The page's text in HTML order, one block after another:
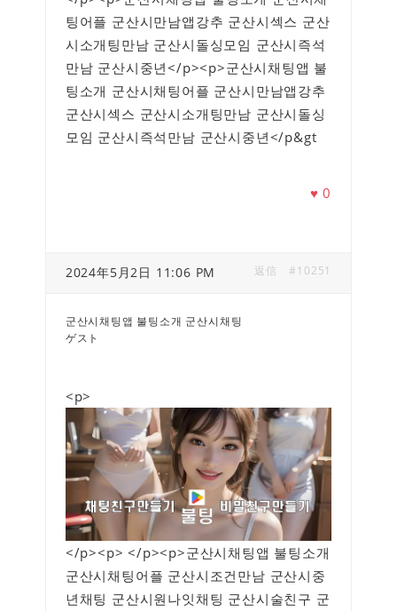
팅어플 군산시만남앱강추 군산시섹스 군산
시소개팅만남 군산시돌싱모임 군산시즉석
만남 군산시중년</p><p>군산시채팅앱 불
팅소개 군산시채팅어플 군산시만남앱강추
군산시섹스 군산시소개팅만남 군산시돌싱
모임 군산시즉석만남 군산시중년</p&gt
♥0
2024年5月2日 11:06 PM #10251
返信
군산시채팅앱 불팅소개 군산시채팅
ゲスト
<p>
</p><p> </p><p>군산시채팅앱 불팅소개
군산시채팅어플 군산시조건만남 군산시중
년채팅 군산시원나잇채팅 군산시술친구 군